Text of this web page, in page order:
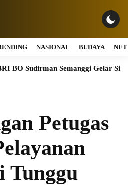
NASIONAL BUDAYA
Sudirman Semanggi Gelar
Petugas
Tunggu